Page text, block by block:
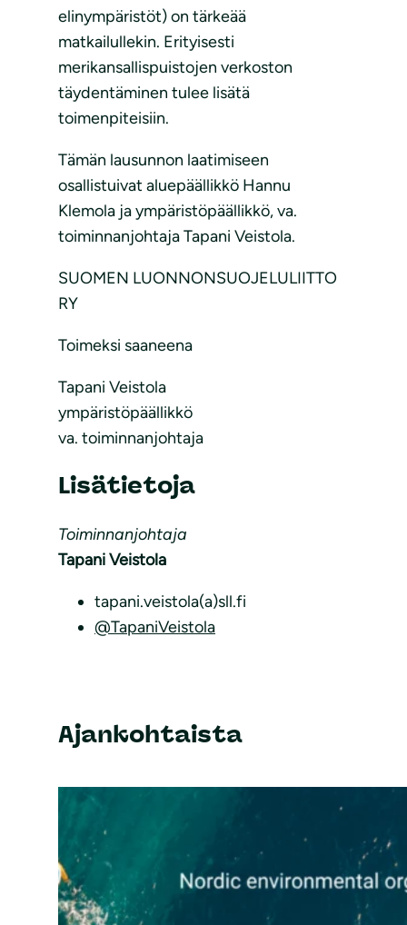
elinympäristöt) on tärkeää
matkailullekin. Erityisesti
merikansallispuistojen verkoston
täydentäminen tulee lisätä
toimenpiteisiin.
Tämän lausunnon laatimiseen
osallistuivat aluepäällikkö Hannu
Klemola ja ympäristöpäällikkö, va.
toiminnanjohtaja Tapani Veistola.
SUOMEN LUONNONSUOJELULIITTO
RY
Toimeksi saaneena
Tapani Veistola
ympäristöpäällikkö
va. toiminnanjohtaja
Lisätietoja
Toiminnanjohtaja
Tapani Veistola
tapani.veistola(a)sll.fi
@TapaniVeistola
Ajankohtaista